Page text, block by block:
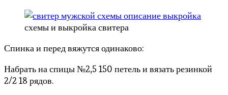
схемы и выкройка свитера
Спинка и перед вяжутся одинаково:
Набрать на спицы №2,5 150 петель и вязать резинкой
2/2 18 рядов.